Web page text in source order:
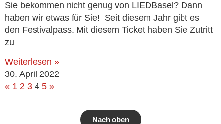
Sie bekom­men nicht genug von LIEDBasel? Dann
haben wir etwas für Sie! Seit die­sem Jahr gibt es
den Festivalpass. Mit die­sem Ticket haben Sie Zutritt
zu
Weiterlesen »
30. April 2022
« 1 2 3 4 5 »
Nach oben